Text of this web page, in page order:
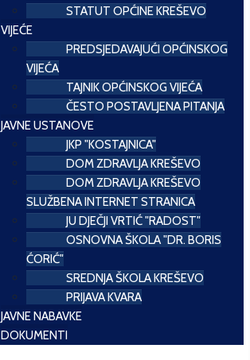
STATUT OPĆINE KREŠEVO
VIJEĆE
PREDSJEDAVAJUĆI OPĆINSKOG
VIJEĆA
TAJNIK OPĆINSKOG VIJEĆA
ČESTO POSTAVLJENA PITANJA
JAVNE USTANOVE
JKP "KOSTAJNICA"
DOM ZDRAVLJA KREŠEVO
DOM ZDRAVLJA KREŠEVO
SLUŽBENA INTERNET STRANICA
JU DJEČJI VRTIĆ "RADOST"
OSNOVNA ŠKOLA "DR. BORIS
ĆORIĆ"
SREDNJA ŠKOLA KREŠEVO
PRIJAVA KVARA
JAVNE NABAVKE
DOKUMENTI